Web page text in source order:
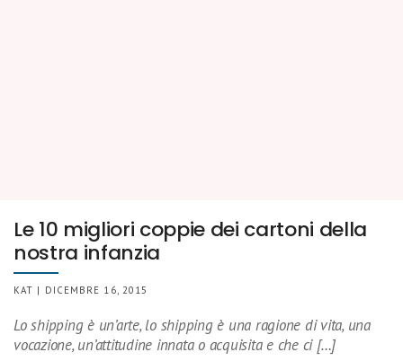
Le 10 migliori coppie dei cartoni della
nostra infanzia
KAT | DICEMBRE 16, 2015
Lo shipping è un’arte, lo shipping è una ragione di vita, una
vocazione, un’attitudine innata o acquisita e che ci […]